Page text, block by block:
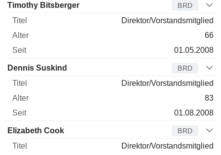
Timothy Bitsberger BRD
Direktor/Vorstandsmitglied
66
01.05.2008
Dennis Suskind BRD
Direktor/Vorstandsmitglied
83
01.08.2008
Elizabeth Cook BRD
Direktor/Vorstandsmitglied